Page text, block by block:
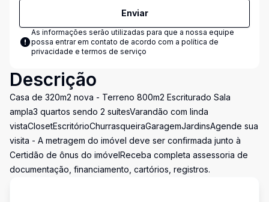
Enviar
As informações serão utilizadas para que a nossa equipe
possa entrar em contato de acordo com a política de
privacidade e termos de serviço
Descrição
Casa de 320m2 nova - Terreno 800m2 Escriturado Sala
ampla3 quartos sendo 2 suítesVarandão com linda
vistaClosetEscritórioChurrasqueiraGaragemJardinsAgende sua
visita - A metragem do imóvel deve ser confirmada junto à
Certidão de ônus do imóvelReceba completa assessoria de
documentação, financiamento, cartórios, registros.